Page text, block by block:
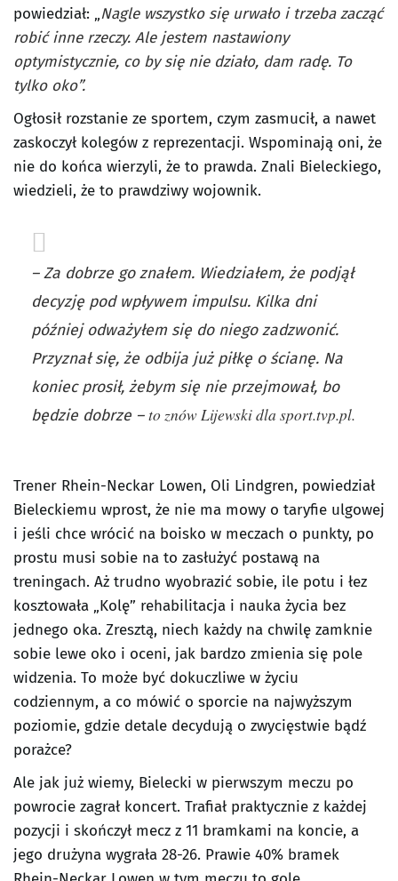
powiedział: „Nagle wszystko się urwało i trzeba zacząć
robić inne rzeczy. Ale jestem nastawiony
optymistycznie, co by się nie działo, dam radę. To
tylko oko”.
Ogłosił rozstanie ze sportem, czym zasmucił, a nawet
zaskoczył kolegów z reprezentacji. Wspominają oni, że
nie do końca wierzyli, że to prawda. Znali Bieleckiego,
wiedzieli, że to prawdziwy wojownik.
– Za dobrze go znałem. Wiedziałem, że podjął
decyzję pod wpływem impulsu. Kilka dni
później odważyłem się do niego zadzwonić.
Przyznał się, że odbija już piłkę o ścianę. Na
koniec prosił, żebym się nie przejmował, bo
będzie dobrze –to znów Lijewski dla sport.tvp.pl.
Trener Rhein-Neckar Lowen, Oli Lindgren, powiedział
Bieleckiemu wprost, że nie ma mowy o taryfie ulgowej
i jeśli chce wrócić na boisko w meczach o punkty, po
prostu musi sobie na to zasłużyć postawą na
treningach. Aż trudno wyobrazić sobie, ile potu i łez
kosztowała „Kolę” rehabilitacja i nauka życia bez
jednego oka. Zresztą, niech każdy na chwilę zamknie
sobie lewe oko i oceni, jak bardzo zmienia się pole
widzenia. To może być dokuczliwe w życiu
codziennym, a co mówić o sporcie na najwyższym
poziomie, gdzie detale decydują o zwycięstwie bądź
porażce?
Ale jak już wiemy, Bielecki w pierwszym meczu po
powrocie zagrał koncert. Trafiał praktycznie z każdej
pozycji i skończył mecz z 11 bramkami na koncie, a
jego drużyna wygrała 28-26. Prawie 40% bramek